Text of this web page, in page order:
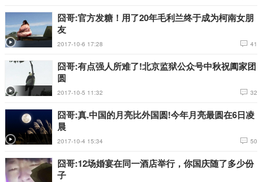
囧哥:官方发糖！用了20年毛利兰终于成为柯南女朋
友
2017-10-6 17:28 41
囧哥:有点强人所难了!北京监狱公众号中秋祝阖家团
圆
2017-10-5 11:32 32
囧哥:真.中国的月亮比外国圆!今年月亮最圆在6日凌
晨
2017-10-4 15:34 50
囧哥:12场婚宴在同一酒店举行，你国庆随了多少份
子